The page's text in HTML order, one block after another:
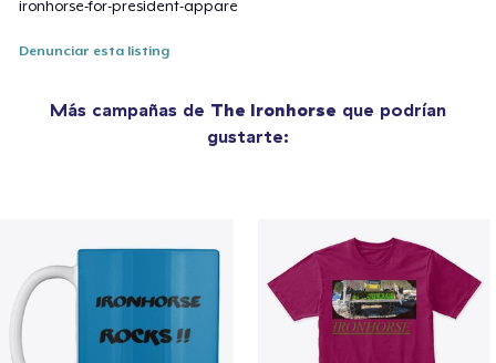
ironhorse-for-president-appare
Denunciar esta listing
Más campañas de The Ironhorse que podrían
gustarte: